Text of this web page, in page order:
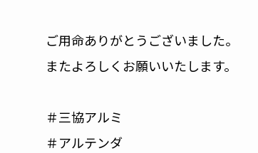
ご用命ありがとうございました。
またよろしくお願いいたします。
＃三協アルミ
＃アルテンダ